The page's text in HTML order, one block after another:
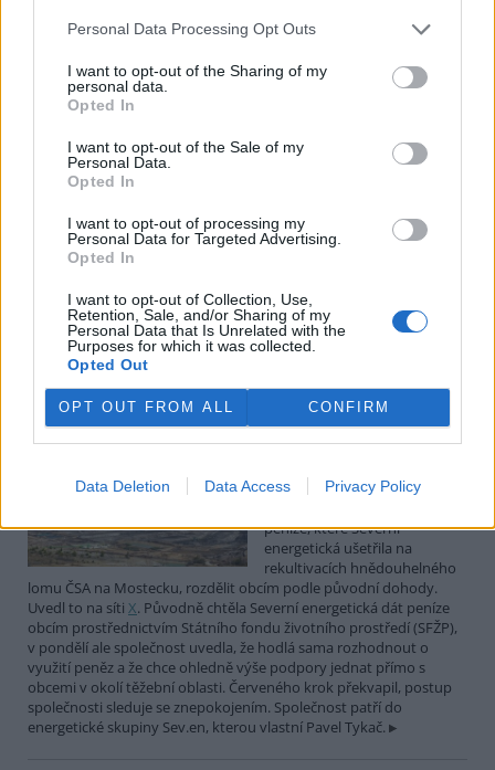
Personal Data Processing Opt Outs
I want to opt-out of the Sharing of my
personal data.
Opted In
I want to opt-out of the Sale of my
Personal Data.
Opted In
I want to opt-out of processing my
Personal Data for Targeted Advertising.
Opted In
I want to opt-out of Collection, Use,
Retention, Sale, and/or Sharing of my
Personal Data that Is Unrelated with the
Purposes for which it was collected.
Opted Out
OPT OUT FROM ALL CONFIRM
Data Deletion Data Access Privacy Policy
Potok Bylanka v Pardubicích vyschl. Městský obvod
chce, aby Povodí Labe vyčistilo koryto
5.8.2026 10:26 | PARDUBICE (ČTK)
Diskuse: 1
průtoků a suchého počasí
vyschl. Městský obvod VI chce
Povodí Labe. Organizace ale požadavek odmítla s tím, že údržbu
dělala už v červnu a další zásah v tuto chvíli neplánuje, zjistila ČTK.
Červený chce peníze ušetřené za rekultivaci rozdělit
obcím podle původní dohody
5.8.2026 01:29 (ČTK)
Ministr životního prostředí
peníze, které Severní
energetická ušetřila na
rekultivacích hnědouhelného
lomu ČSA na Mostecku, rozdělit obcím podle původní dohody.
Uvedl to na síti X. Původně chtěla Severní energetická dát peníze
obcím prostřednictvím Státního fondu životního prostředí (SFŽP),
v pondělí ale společnost uvedla, že hodlá sama rozhodnout o
využití peněz a že chce ohledně výše podpory jednat přímo s
obcemi v okolí těžební oblasti. Červeného krok překvapil, postup
společnosti sleduje se znepokojením. Společnost patří do
energetické skupiny Sev.en, kterou vlastní Pavel Tykač.